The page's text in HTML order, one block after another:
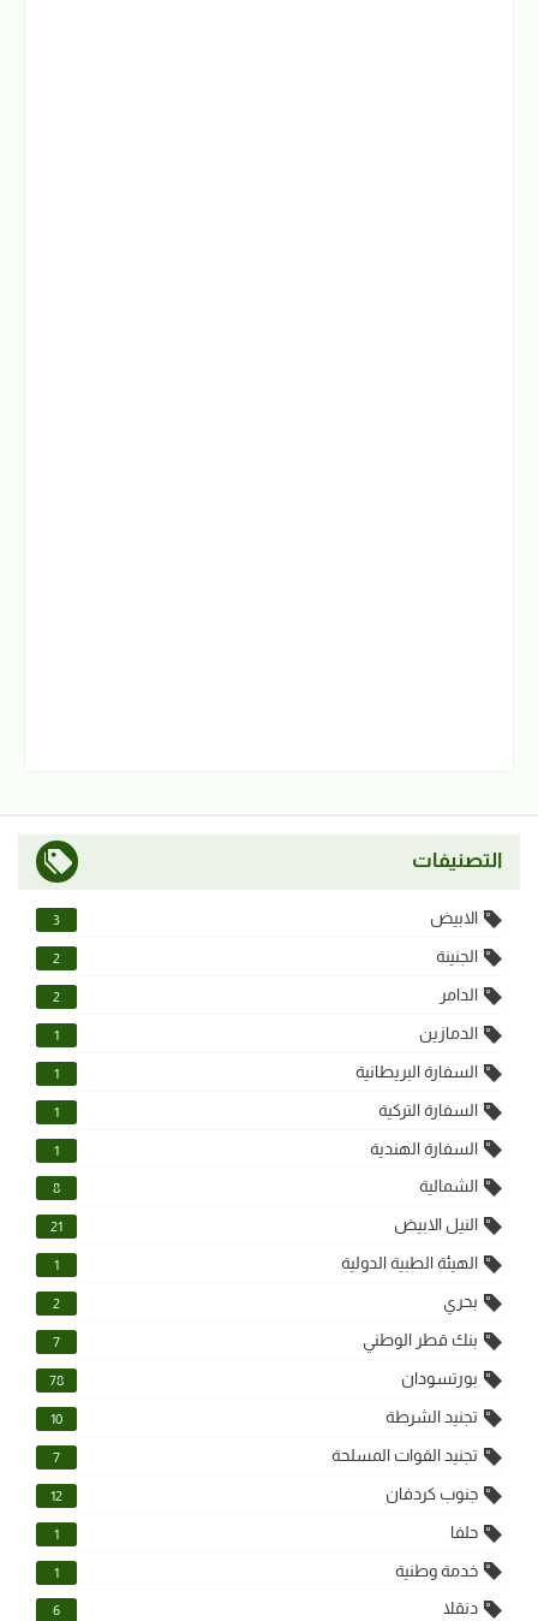
التصنيفات
الابيض 3
الجنينة 2
الدامر 2
الدمازين 1
السفارة البريطانية 1
السفارة التركية 1
السفارة الهندية 1
الشمالية 8
النيل الابيض 21
الهيئة الطبية الدولية 1
بحري 2
بنك قطر الوطني 7
بورتسودان 78
تجنيد الشرطة 10
تجنيد القوات المسلحة 7
جنوب كردفان 12
حلفا 1
خدمة وطنية 1
دنقلا 6